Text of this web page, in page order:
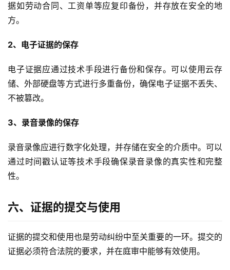
据如劳动合同、工资单等应复印备份，并存放在安全的地
方。
2、电子证据的保存
电子证据应通过技术手段进行备份和保存。可以使用云存
储、外部硬盘等方式进行多重备份，确保电子证据不丢失、
不被篡改。
3、录音录像的保存
录音录像应进行数字化处理，并存储在安全的介质中。可以
通过时间戳认证等技术手段确保录音录像的真实性和完整
性。
六、证据的提交与使用
证据的提交和使用也是劳动纠纷中至关重要的一环。提交的
证据必须符合法院的要求，并在庭审中能够有效使用。